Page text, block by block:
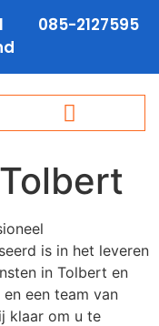
085-2127595
is in het leveren
in Tolbert en
een team van
klaar om u te